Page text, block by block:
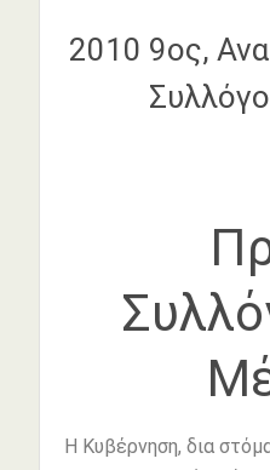
2010 9ος,
Η Κυβέρνηση, δια